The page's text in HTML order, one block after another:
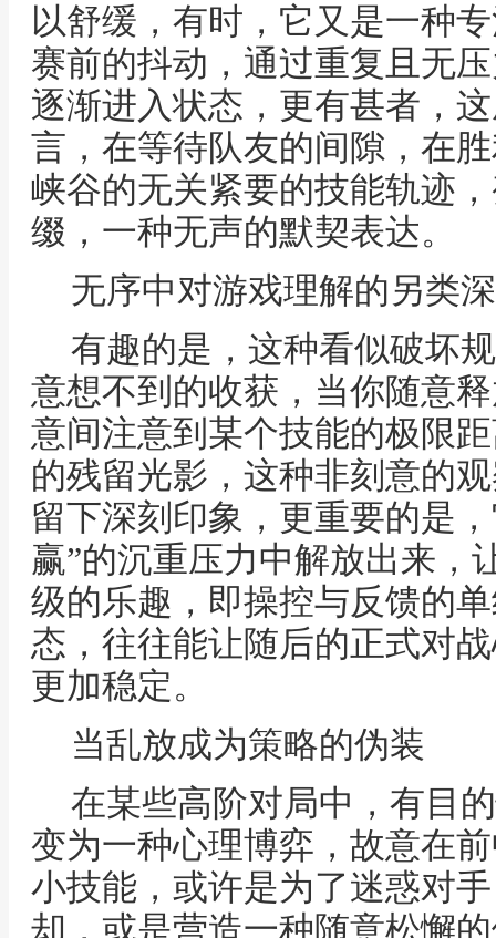
以舒缓，有时，它又是一种
赛前的抖动，通过重复且无
逐渐进入状态，更有甚者，
言，在等待队友的间隙，在
峡谷的无关紧要的技能轨迹
缀，一种无声的默契表达。
无序中对游戏理解的另类
有趣的是，这种看似破坏
意想不到的收获，当你随意
意间注意到某个技能的极限
的残留光影，这种非刻意的
留下深刻印象，更重要的是
赢”的沉重压力中解放出来，
级的乐趣，即操控与反馈的
态，往往能让随后的正式对
更加稳定。
当乱放成为策略的伪装
在某些高阶对局中，有目
变为一种心理博弈，故意在
小技能，或许是为了迷惑对
却，或是营造一种随意松懈